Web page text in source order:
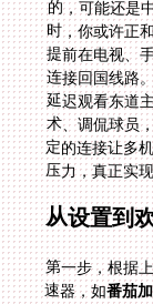
压力，真正实
从设置到
第一步，根据
速器，如番茄